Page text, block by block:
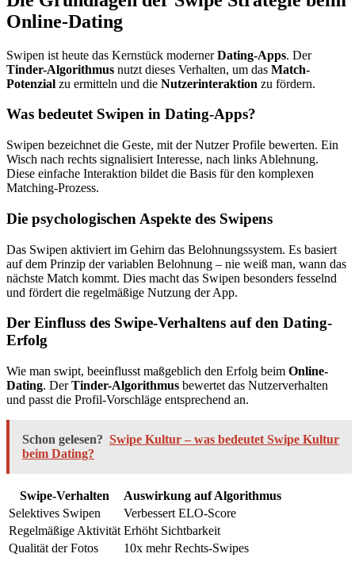
Online-Dating
Swipen ist heute das Kernstück modernerDating-Apps. Der
Tinder-Algorithmus nutzt dieses Verhalten, um das Match-
Potenzial zu ermitteln und die Nutzerinteraktion zu fördern.
Was bedeutet Swipen in Dating-Apps?
Swipen bezeichnet die Geste, mit der Nutzer Profile bewerten. Ein
Wisch nach rechts signalisiert Interesse, nach links Ablehnung.
Diese einfache Interaktion bildet die Basis für den komplexen
Matching-Prozess.
Die psychologischen Aspekte des Swipens
Das Swipen aktiviert im Gehirn das Belohnungssystem. Es basiert
auf dem Prinzip der variablen Belohnung – nie weiß man, wann das
nächste Match kommt. Dies macht das Swipen besonders fesselnd
und fördert die regelmäßige Nutzung der App.
Der Einfluss des Swipe-Verhaltens auf den Dating-
Erfolg
Wie man swipt, beeinflusst maßgeblich den Erfolg beim Online-
Dating. DerTinder-Algorithmus bewertet das Nutzerverhalten
und passt die Profil-Vorschläge entsprechend an.
Schon gelesen? Swipe Kultur – was bedeutet Swipe Kultur
beim Dating?
Swipe-Verhalten
Auswirkung auf Algorithmus
Selektives Swipen
Verbessert ELO-Score
Regelmäßige Aktivität Erhöht Sichtbarkeit
Qualität der Fotos
10x mehr Rechts-Swipes